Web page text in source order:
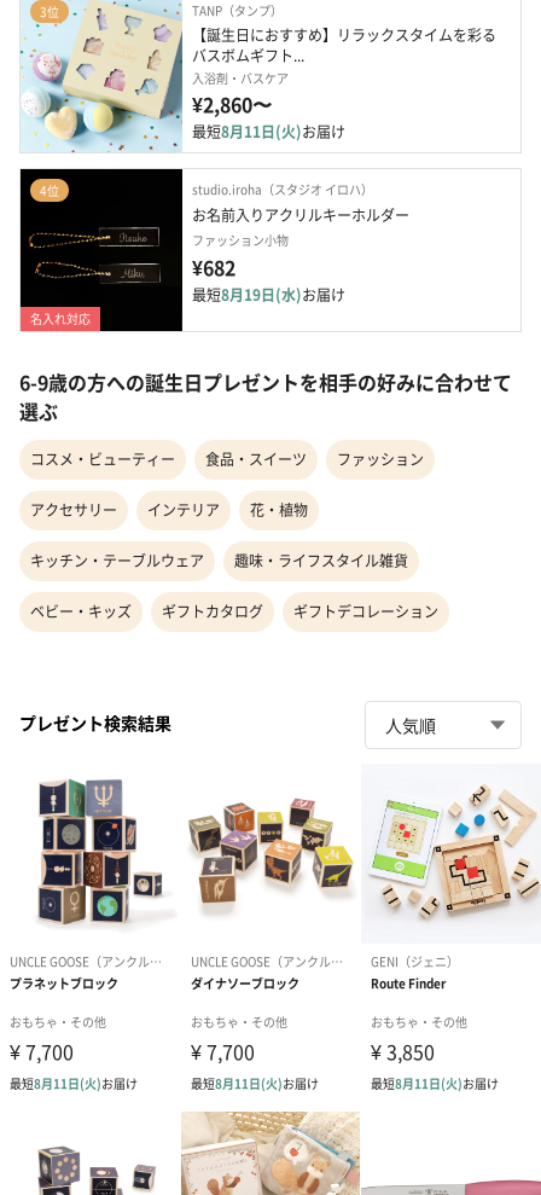
3位 TANP（タンプ）
【誕生日におすすめ】リラックスタイムを彩る
バスボムギフト...
入浴剤・バスケア
¥2,860〜
最短8月11日(火)お届け
4位
名入れ対応
studio.iroha（スタジオ イロハ）
お名前入りアクリルキーホルダー
ファッション小物
¥682
最短8月19日(水)お届け
6-9歳の方への誕生日プレゼントを相手の好みに合わせて
選ぶ
コスメ・ビューティー 食品・スイーツ ファッション
アクセサリー インテリア 花・植物
キッチン・テーブルウェア 趣味・ライフスタイル雑貨
ベビー・キッズ ギフトカタログ ギフトデコレーション
プレゼント検索結果